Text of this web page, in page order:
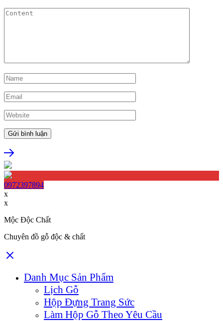
0972397894
x
x
Mộc Độc Chất
Chuyên đồ gỗ độc & chất
Danh Mục Sản Phẩm
Lịch Gỗ
Hộp Đựng Trang Sức
Làm Hộp Gỗ Theo Yêu Cầu